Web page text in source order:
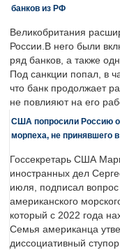
банков из РФ
Великобритания
России.В него были
ряд банков, а также
Под санкции попал, в
что банк продолжает
не повлияют на его
США попросили Россию
морпеха, не принявшего
Госсекретарь США
иностранных дел
июля, подписал
американского
который с 2022 года
Семья американца
диссоциативный